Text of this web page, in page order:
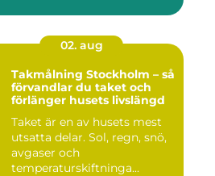
02. aug
Takmålning Stockholm – så
förvandlar du taket och
förlänger husets livslängd
Taket är en av husets mest
utsatta delar. Sol, regn, snö,
avgaser och
temperaturskiftninga...